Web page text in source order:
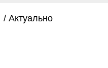
/ Актуально